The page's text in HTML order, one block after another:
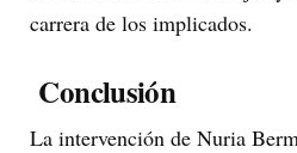
carrera de los implicados.
Conclusión
La intervención de Nuria